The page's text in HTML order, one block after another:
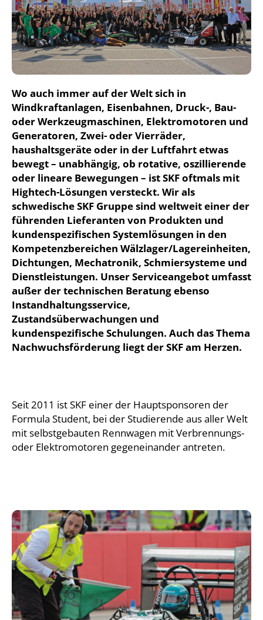
Wo auch immer auf der Welt sich in
Windkraftanlagen, Eisenbahnen, Druck-, Bau-
oder Werkzeugmaschinen, Elektromotoren und
Generatoren, Zwei- oder Vierräder,
haushaltsgeräte oder in der Luftfahrt etwas
bewegt – unabhängig, ob rotative, oszillierende
oder lineare Bewegungen – ist SKF oftmals mit
Hightech-Lösungen versteckt. Wir als
schwedische SKF Gruppe sind weltweit einer der
führenden Lieferanten von Produkten und
kundenspezifischen Systemlösungen in den
Kompetenzbereichen Wälzlager/Lagereinheiten,
Dichtungen, Mechatronik, Schmiersysteme und
Dienstleistungen. Unser Serviceangebot umfasst
außer der technischen Beratung ebenso
Instandhaltungsservice,
Zustandsüberwachungen und
kundenspezifische Schulungen. Auch das Thema
Nachwuchsförderung liegt der SKF am Herzen.
Seit 2011 ist SKF einer der Hauptsponsoren der
Formula Student, bei der Studierende aus aller Welt
mit selbstgebauten Rennwagen mit Verbrennungs-
oder Elektromotoren gegeneinander antreten.